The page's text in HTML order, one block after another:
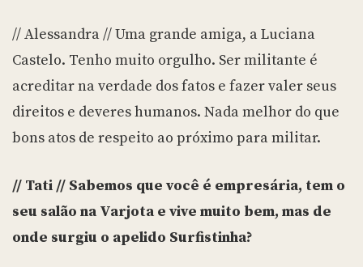
// Alessandra // Uma grande amiga, a Luciana
Castelo. Tenho muito orgulho. Ser militante é
acreditar na verdade dos fatos e fazer valer seus
direitos e deveres humanos. Nada melhor do que
bons atos de respeito ao próximo para militar.
// Tati // Sabemos que você é empresária, tem o
seu salão na Varjota e vive muito bem, mas de
onde surgiu o apelido Surfistinha?